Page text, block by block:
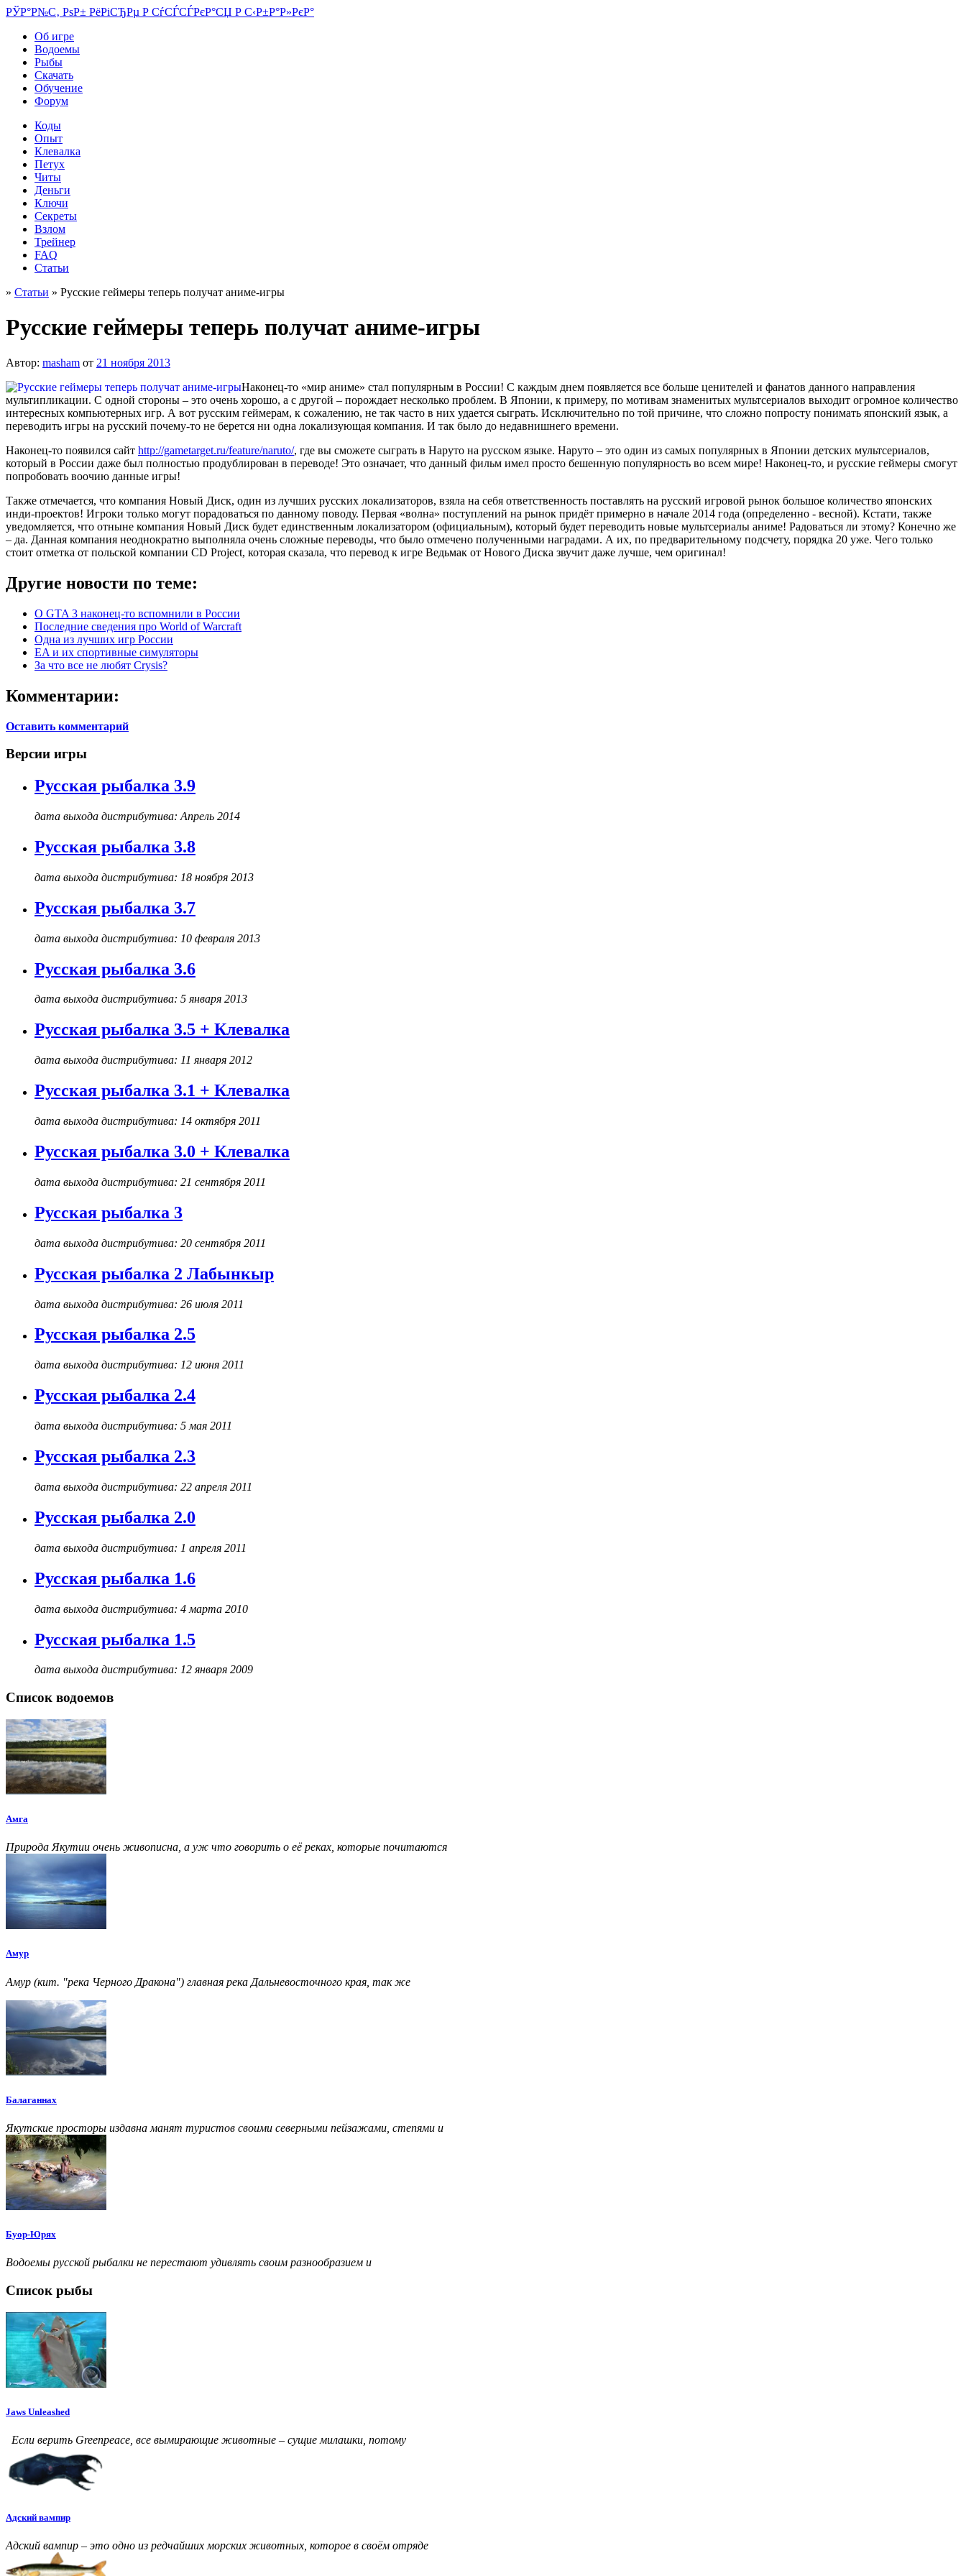
РЎР°Р№С‚ РѕР± РёРіСЂРµ Р СѓСЃСЃРєР°СЏ Р С‹Р±Р°Р»РєР°
Об игре
Водоемы
Рыбы
Скачать
Обучение
Форум
Коды
Опыт
Клевалка
Петух
Читы
Деньги
Ключи
Секреты
Взлом
Трейнер
FAQ
Статьи
» Статьи » Русские геймеры теперь получат аниме-игры
Русские геймеры теперь получат аниме-игры
Автор: masham от 21 ноября 2013
Наконец-то «мир аниме» стал популярным в России! С каждым днем появляется все больше ценителей и фанатов данного направления
мультипликации. С одной стороны – это очень хорошо, а с другой – порождает несколько проблем. В Японии, к примеру, по мотивам знаменитых мультсериалов выходит огромное количество
интересных компьютерных игр. А вот русским геймерам, к сожалению, не так часто в них удается сыграть. Исключительно по той причине, что сложно попросту понимать японский язык, а
переводить игры на русский почему-то не берется ни одна локализующая компания. И так было до недавнишнего времени.
Наконец-то появился сайт http://gametarget.ru/feature/naruto/, где вы сможете сыграть в Наруто на русском языке. Наруто – это один из самых популярных в Японии детских мультсериалов,
который в России даже был полностью продублирован в переводе! Это означает, что данный фильм имел просто бешенную популярность во всем мире! Наконец-то, и русские геймеры смогут
попробовать воочию данные игры!
Также отмечается, что компания Новый Диск, один из лучших русских локализаторов, взяла на себя ответственность поставлять на русский игровой рынок большое количество японских
инди-проектов! Игроки только могут порадоваться по данному поводу. Первая «волна» поступлений на рынок придёт примерно в начале 2014 года (определенно - весной). Кстати, также
уведомляется, что отныне компания Новый Диск будет единственным локализатором (официальным), который будет переводить новые мультсериалы аниме! Радоваться ли этому? Конечно же
– да. Данная компания неоднократно выполняла очень сложные переводы, что было отмечено полученными наградами. А их, по предварительному подсчету, порядка 20 уже. Чего только
стоит отметка от польской компании CD Project, которая сказала, что перевод к игре Ведьмак от Нового Диска звучит даже лучше, чем оригинал!
Другие новости по теме:
О GTA 3 наконец-то вспомнили в России
Последние сведения про World of Warcraft
Одна из лучших игр России
EA и их спортивные симуляторы
За что все не любят Crysis?
Комментарии:
Оставить комментарий
Версии игры
Русская рыбалка 3.9
дата выхода дистрибутива: Апрель 2014
Русская рыбалка 3.8
дата выхода дистрибутива: 18 ноября 2013
Русская рыбалка 3.7
дата выхода дистрибутива: 10 февраля 2013
Русская рыбалка 3.6
дата выхода дистрибутива: 5 января 2013
Русская рыбалка 3.5 + Клевалка
дата выхода дистрибутива: 11 января 2012
Русская рыбалка 3.1 + Клевалка
дата выхода дистрибутива: 14 октября 2011
Русская рыбалка 3.0 + Клевалка
дата выхода дистрибутива: 21 сентября 2011
Русская рыбалка 3
дата выхода дистрибутива: 20 сентября 2011
Русская рыбалка 2 Лабынкыр
дата выхода дистрибутива: 26 июля 2011
Русская рыбалка 2.5
дата выхода дистрибутива: 12 июня 2011
Русская рыбалка 2.4
дата выхода дистрибутива: 5 мая 2011
Русская рыбалка 2.3
дата выхода дистрибутива: 22 апреля 2011
Русская рыбалка 2.0
дата выхода дистрибутива: 1 апреля 2011
Русская рыбалка 1.6
дата выхода дистрибутива: 4 марта 2010
Русская рыбалка 1.5
дата выхода дистрибутива: 12 января 2009
Список водоемов
Амга
Природа Якутии очень живописна, а уж что говорить о её реках, которые почитаются
Амур
Амур (кит. "река Черного Дракона") главная река Дальневосточного края, так же
Балаганнах
Якутские просторы издавна манят туристов своими северными пейзажами, степями и
Буор-Юрях
Водоемы русской рыбалки не перестают удивлять своим разнообразием и
Список рыбы
Jaws Unleashed
Если верить Greenpeace, все вымирающие животные – сущие милашки, потому
Адский вампир
Адский вампир – это одно из редчайших морских животных, которое в своём отряде